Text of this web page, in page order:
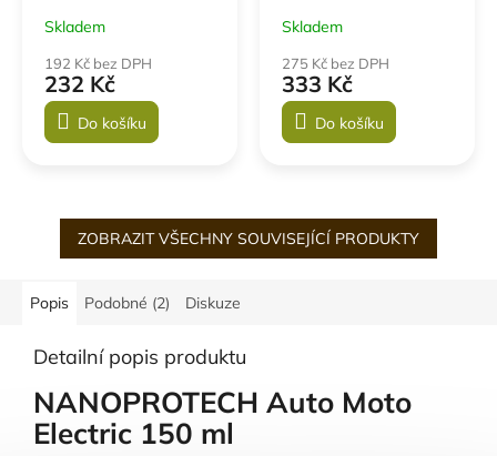
pro domácnost a
na 1 rok
Skladem
192 Kč bez DPH
232 Kč
Do košíku
pro domácnost a
na 1 rok
Skladem
275 Kč bez DPH
333 Kč
Do košíku
ZOBRAZIT VŠECHNY SOUVISEJÍCÍ PRODUKTY
Popis Podobné (2) Diskuze
Detailní popis produktu
NANOPROTECH Auto Moto
Electric 150 ml